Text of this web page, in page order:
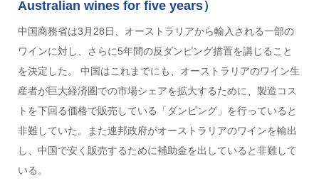
Australian wines for five years）
中国商務省は3月28日、オーストラリアから輸入される一部の
ワインに対し、さらに5年間の反ダンピング措置を講じること
を決定した。 中国はこれまでにも、オーストラリアのワイン生
産者が巨大経済圏での市場シェアを拡大するために、製造コス
トを下回る価格で販売している「ダンピング」を行っていると
非難していた。また連邦政府がオーストラリアのワインを輸出
し、中国で安く販売するために補助金を出していると非難して
いる。